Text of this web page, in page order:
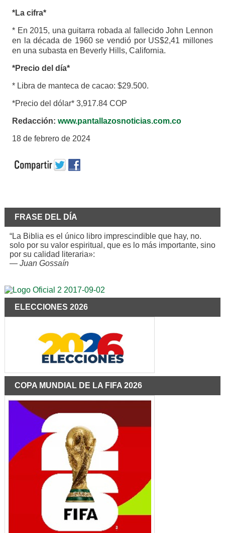
*La cifra*
* En 2015, una guitarra robada al fallecido John Lennon
en la década de 1960 se vendió por US$2,41 millones
en una subasta en Beverly Hills, California.
*Precio del día*
* Libra de manteca de cacao: $29.500.
*Precio del dólar* 3,917.84 COP
Redacción: www.pantallazosnoticias.com.co
18 de febrero de 2024
FRASE DEL DÍA
“La Biblia es el único libro imprescindible que hay, no.
solo por su valor espiritual, que es lo más importante, sino
por su calidad literaria»:
— Juan Gossaín
ELECCIONES 2026
COPA MUNDIAL DE LA FIFA 2026